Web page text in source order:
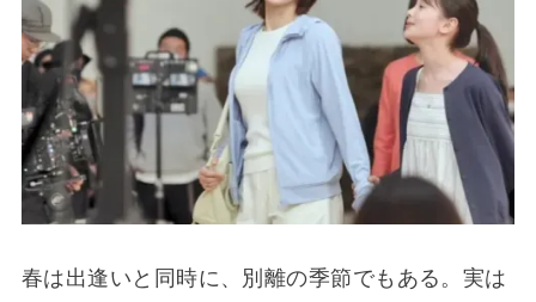
春は出逢いと同時に、別離の季節でもある。実は